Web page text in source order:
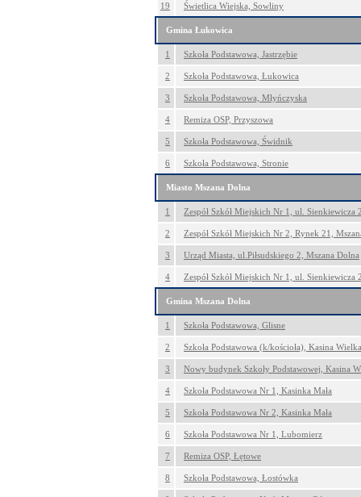
19 Świetlica Wiejska, Sowliny
Gmina Łukowica
1 Szkoła Podstawowa, Jastrzębie
2 Szkoła Podstawowa, Łukowica
3 Szkoła Podstawowa, Młyńczyska
4 Remiza OSP, Przyszowa
5 Szkoła Podstawowa, Świdnik
6 Szkoła Podstawowa, Stronie
Miasto Mszana Dolna
1 Zespół Szkół Miejskich Nr 1, ul. Sienkiewicza
2 Zespół Szkół Miejskich Nr 2, Rynek 21,
3 Urząd Miasta, ul.Piłsudskiego 2, Mszana Dolna
4 Zespół Szkół Miejskich Nr 1, ul. Sienkiewicza
Gmina Mszana Dolna
1 Szkoła Podstawowa, Glisne
2 Szkoła Podstawowa (k/kościoła), Kasina Wielka
3 Nowy budynek Szkoły Podstawowej, Kasina
4 Szkoła Podstawowa Nr 1, Kasinka Mała
5 Szkoła Podstawowa Nr 2, Kasinka Mała
6 Szkoła Podstawowa Nr 1, Lubomierz
7 Remiza OSP, Łętowe
8 Szkoła Podstawowa, Łostówka